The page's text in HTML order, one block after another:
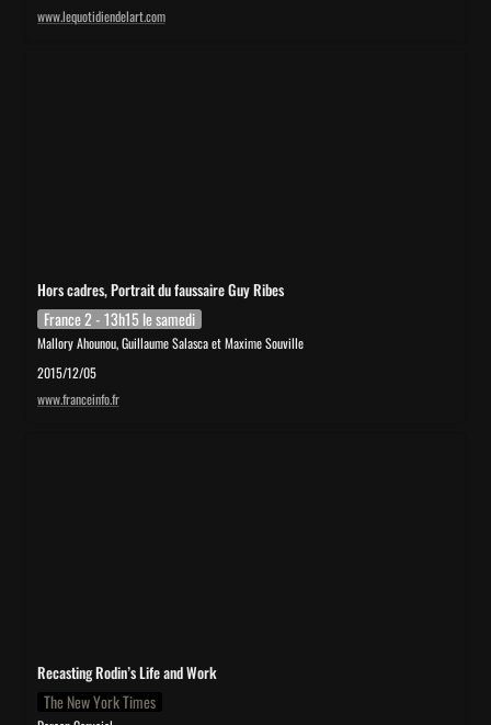
www.lequotidiendelart.com
Hors cadres, Portrait du faussaire Guy Ribes
France 2 - 13h15 le samedi
Mallory Ahounou, Guillaume Salasca et Maxime Souville
2015/12/05
www.franceinfo.fr
Recasting Rodin’s Life and Work
The New York Times